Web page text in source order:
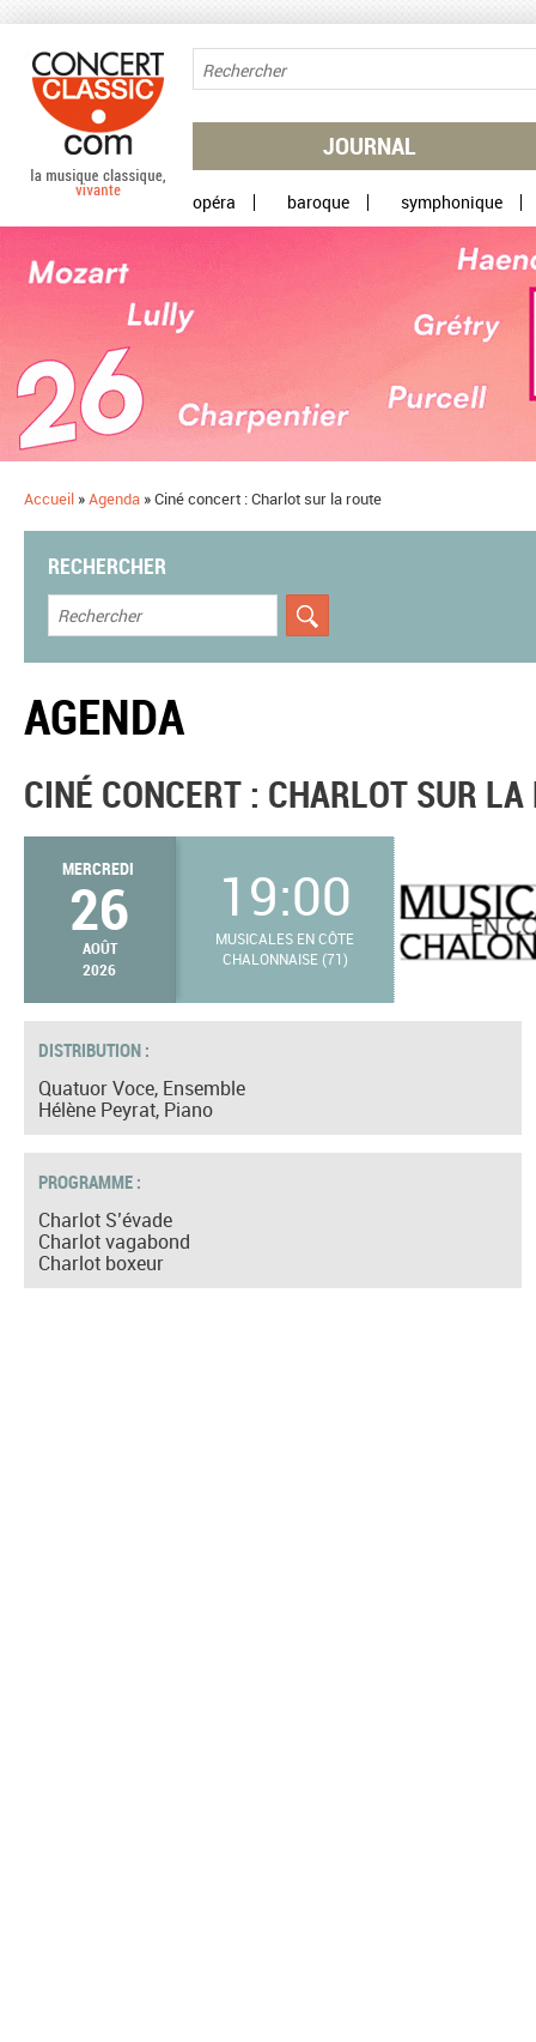
JOURNAL
opéra baroque symphonique
Accueil »Agenda »Ciné concert : Charlot sur la route
RECHERCHER
AGENDA
CINÉ CONCERT : CHARLOT SUR LA
MERCREDI
26
AOÛT
2026
19:00
MUSICALES EN CÔTE
CHALONNAISE (71)
DISTRIBUTION :
Quatuor Voce, Ensemble
Hélène Peyrat, Piano
PROGRAMME :
Charlot S’évade
Charlot vagabond
Charlot boxeur